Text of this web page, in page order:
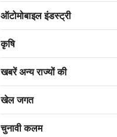
ऑटोमोबाइल इंडस्ट्री
कृषि
खबरें अन्य राज्यों की
खेल जगत
चुनावी कलम